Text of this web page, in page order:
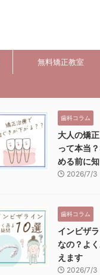
無料矯正教室
歯科コラム
大人の矯
って本当
める前に
2026/7/3
歯科コラム
インビザ
なの？よ
えます
2026/7/3